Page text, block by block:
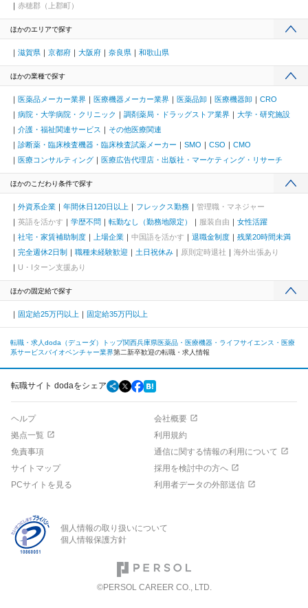
赤穂郡（上郡町）
ほかのエリアで探す
滋賀県 京都府 大阪府 奈良県 和歌山県
ほかの業種で探す
医薬品メーカー業界 医療機器メーカー業界 医薬品卸 医療機器卸
CRO
病院・大学病院・クリニック
調剤薬局・ドラッグストア業界
大学・研究施設
介護・福祉関連サービス
その他医療関連
診断薬・臨床検査機器・臨床検査試薬メーカー
SMO CSO
CMO
医療コンサルティング
医療広告代理店・出版社・マーケティング・リサーチ
ほかのこだわり条件で探す
外資系企業 年間休日120日以上 フレックス勤務
管理職・マネジャー
英語を活かす
学歴不問 転勤なし（勤務地限定） 服装自由
女性活躍
社宅・家賃補助制度
上場企業 中国語を活かす 退職金制度
残業20時間未満
完全週休2日制
職種未経験歓迎 土日祝休み 原則定時退社
海外出張あり
U・Iターン支援あり
ほかの固定給で探す
固定給25万円以上 固定給35万円以上
転職・求人doda（デューダ）トップ関西兵庫県医薬品・医療機器・ライフサイエンス・医療
系サービス バイオベンチャー業界第二新卒歓迎の転職・求人情報
転職サイト dodaをシェア
ヘルプ
会社概要
拠点一覧
利用規約
免責事項
通信に関する情報の利用について
サイトマップ
採用を検討中の方へ
PCサイトを見る
利用者データの外部送信
個人情報の取り扱いについて
個人情報保護方針
©PERSOL CAREER CO., LTD.